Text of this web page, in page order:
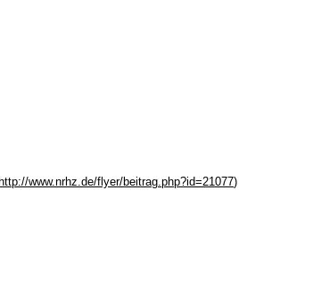
http://www.nrhz.de/flyer/beitrag.php?id=21077)